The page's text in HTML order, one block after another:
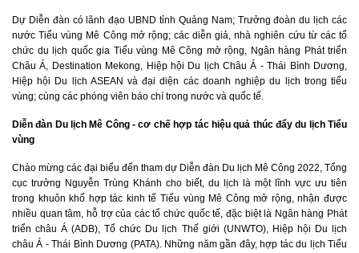
Dự Diễn đàn có lãnh đạo UBND tỉnh Quảng Nam; Trưởng đoàn du lịch các
nước Tiểu vùng Mê Công mở rộng; các diễn giả, nhà nghiên cứu từ các tổ
chức du lịch quốc gia Tiểu vùng Mê Công mở rộng, Ngân hàng Phát triển
Châu Á, Destination Mekong, Hiệp hội Du lịch Châu Á - Thái Bình Dương,
Hiệp hội Du lịch ASEAN và đại diện các doanh nghiệp du lịch trong tiểu
vùng; cùng các phóng viên báo chí trong nước và quốc tế.
Diễn đàn Du lịch Mê Công - cơ chế hợp tác hiệu quả thúc đẩy du lịch Tiểu
vùng
Chào mừng các đại biểu đến tham dự Diễn đàn Du lịch Mê Công 2022, Tổng
cục trưởng Nguyễn Trùng Khánh cho biết, du lịch là một lĩnh vực ưu tiên
trong khuôn khổ hợp tác kinh tế Tiểu vùng Mê Công mở rộng, nhận được
nhiều quan tâm, hỗ trợ của các tổ chức quốc tế, đặc biệt là Ngân hàng Phát
triển châu Á (ADB), Tổ chức Du lịch Thế giới (UNWTO), Hiệp hội Du lịch
châu Á - Thái Bình Dương (PATA). Những năm gần đây, hợp tác du lịch Tiểu